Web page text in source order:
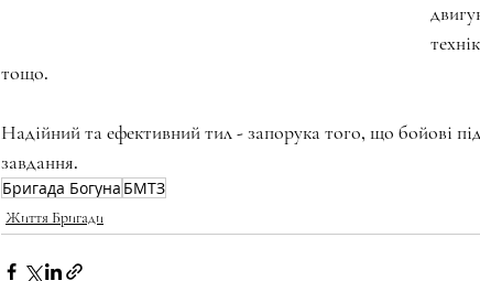
тощо.
Надійний та ефективний тил - запорука того, що бойові
завдання.
Бригада Богуна БМТЗ
Життя Бригади